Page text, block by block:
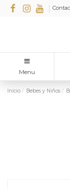
Menu
Inicio Bebes y Niños